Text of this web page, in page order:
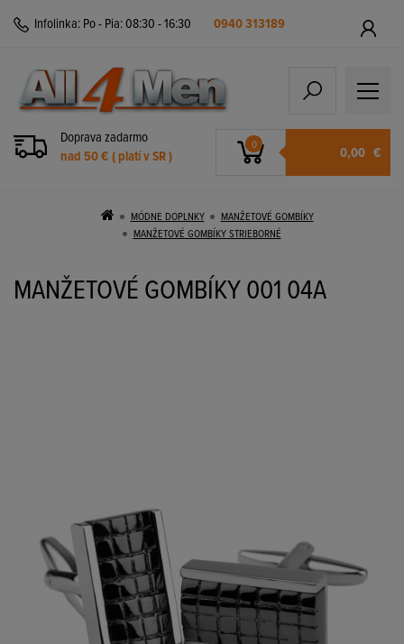
Infolinka: Po - Pia: 08:30 - 16:30 0940 313189
Doprava zadarmo
nad 50 € ( platí v SR )
0 0,00 €
MÓDNE DOPLNKY
MANŽETOVÉ GOMBÍKY
MANŽETOVÉ GOMBÍKY STRIEBORNÉ
MANŽETOVÉ GOMBÍKY 001 04A